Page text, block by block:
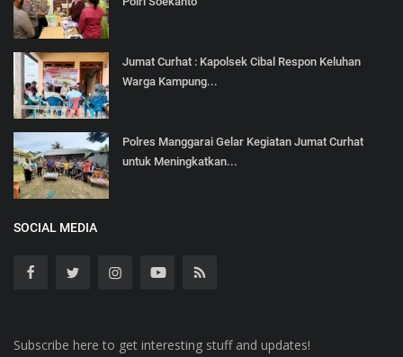
Jumat Curhat : Kapolsek Cibal Respon Keluhan
Warga Kampung...
Polres Manggarai Gelar Kegiatan Jumat Curhat
untuk Meningkatkan...
SOCIAL MEDIA
Subscribe here to get interesting stuff and updates!